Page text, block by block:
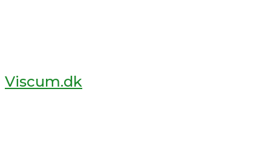
Viscum.dk